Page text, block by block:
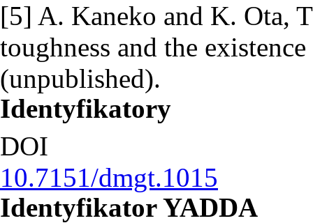
[5] A. Kaneko and K. Ota,
toughness and the
(unpublished).
Identyfikatory
DOI
10.7151/dmgt.1015
Identyfikator YADDA